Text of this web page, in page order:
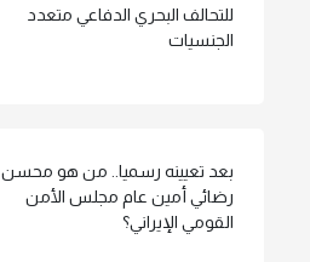
للتحالف البحري الدفاعي متعدد
الجنسيات
بعد تعيينه رسميا.. من هو محسن
رضائي أمين عام مجلس الأمن
القومي الإيراني؟